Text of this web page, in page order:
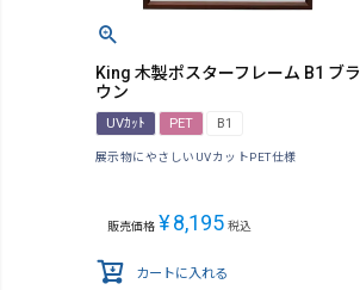
King 木製ポスターフレーム B1 ブラ
ウン
UVｶｯﾄ PET B1
展示物にやさしいUVカットPET仕様
販売価格 ¥8,195 税込
カートに入れる